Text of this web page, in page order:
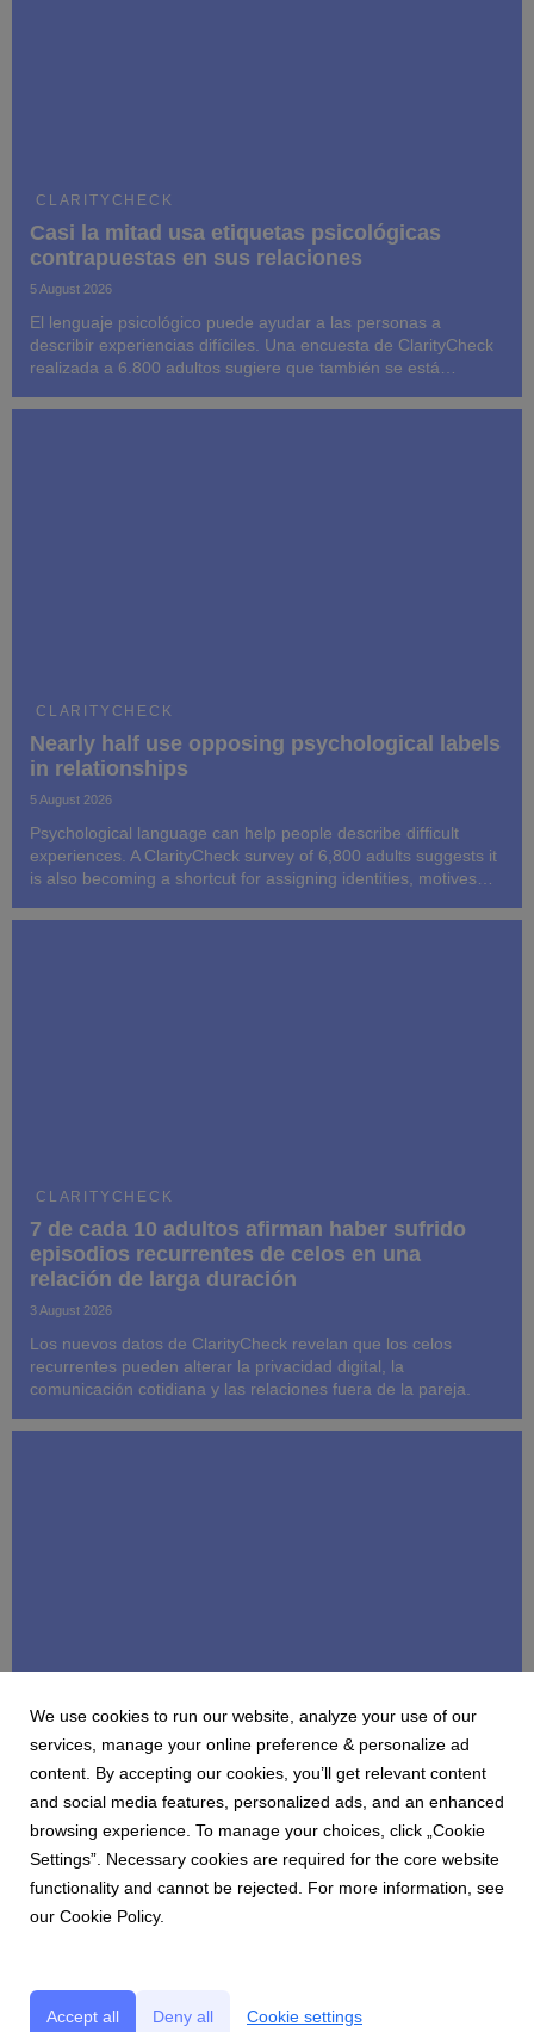
CLARITYCHECK
Casi la mitad usa etiquetas psicológicas
contrapuestas en sus relaciones
5 August 2026
El lenguaje psicológico puede ayudar a las personas a
describir experiencias difíciles. Una encuesta de ClarityCheck
realizada a 6.800 adultos sugiere que también se está
motivaciones y culpas a personas cuyo comportami...
CLARITYCHECK
Nearly half use opposing psychological labels
in relationships
5 August 2026
Psychological language can help people describe difficult
experiences. A ClarityCheck survey of 6,800 adults suggests it
is also becoming a shortcut for assigning identities, motives
understood.
CLARITYCHECK
7 de cada 10 adultos afirman haber sufrido
episodios recurrentes de celos en una
relación de larga duración
3 August 2026
Los nuevos datos de ClarityCheck revelan que los celos
recurrentes pueden alterar la privacidad digital, la
comunicación cotidiana y las relaciones fuera de la pareja.
7 in 10 adults report repeated jealousy in a
long-term relationship
New ClarityCheck data finds that repeated jealousy can
relationships outside the couple.
We use cookies to run our website, analyze your use of our
services, manage your online preference & personalize ad
content. By accepting our cookies, you’ll get relevant content
and social media features, personalized ads, and an enhanced
browsing experience. To manage your choices, click „Cookie
Settings”. Necessary cookies are required for the core website
functionality and cannot be rejected. For more information, see
our Cookie Policy.
Accept all Deny all Cookie settings